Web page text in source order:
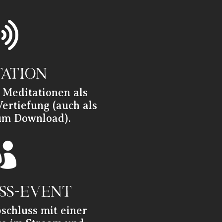
als
(auch als
Download).
EVENT
mit einer